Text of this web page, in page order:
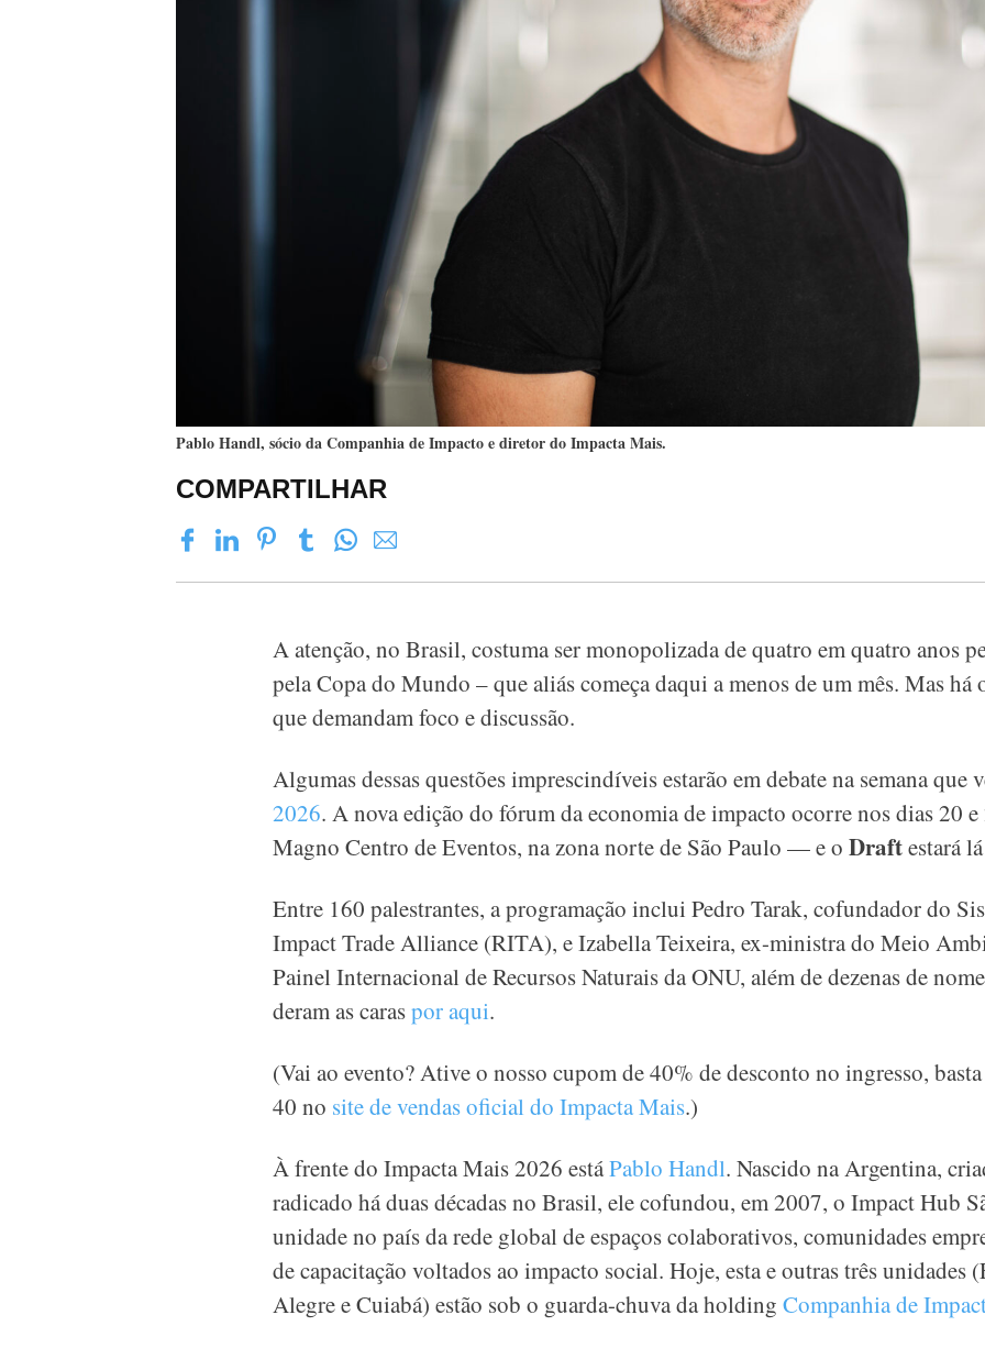
Pablo Handl, sócio da Companhia de Impacto e diretor do Impacta Mais.
COMPARTILHAR
A atenção, no Brasil, costuma ser monopolizada de quatro em quatro anos
pela Copa do Mundo – que aliás começa daqui a menos de um mês. Mas há
que demandam foco e discussão.
Algumas dessas questões imprescindíveis estarão em debate na semana que
2026. A nova edição do fórum da economia de impacto ocorre nos dias 20
Magno Centro de Eventos, na zona norte de São Paulo — e o Draftestará
Entre 160 palestrantes, a programação inclui Pedro Tarak, cofundador do
Impact Trade Alliance (RITA), eIzabella Teixeira, ex-ministra do Meio
Painel Internacional de Recursos Naturais da ONU, além de dezenas de
deram as caraspor aqui.
(Vai ao evento? Ative o nosso cupom de 40% de desconto no ingresso,
40 no site de vendas oficial do Impacta Mais.)
À frente do Impacta Mais 2026 estáPablo Handl. Nascido na Argentina,
radicado há duas décadas no Brasil, ele cofundou, em 2007, o Impact Hub
unidade no país da rede global de espaços colaborativos, comunidades
de capacitação voltados ao impacto social. Hoje, esta e outras três unidades (
Alegre e Cuiabá) estão sob o guarda-chuva daholding Companhia de